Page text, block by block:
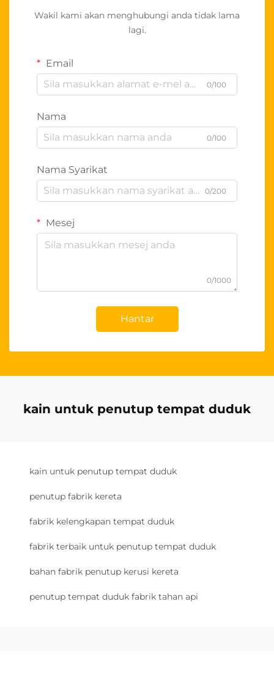
Wakil kami akan menghubungi anda tidak lama
lagi.
Email
0/100
Nama
0/100
Nama Syarikat
0/200
Mesej
0/1000
Hantar
kain untuk penutup tempat duduk
kain untuk penutup tempat duduk
penutup fabrik kereta
fabrik kelengkapan tempat duduk
fabrik terbaik untuk penutup tempat duduk
bahan fabrik penutup kerusi kereta
penutup tempat duduk fabrik tahan api